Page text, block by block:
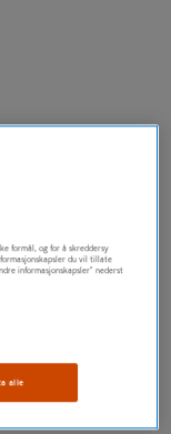
formål, og for å skreddersy
du vil tillate
informasjonskapsler" nederst
alle